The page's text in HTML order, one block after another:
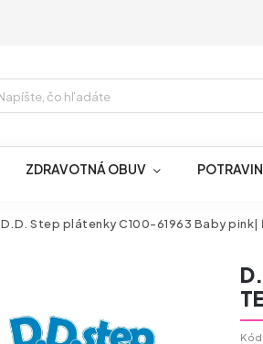
ZDRAVOTNÁ OBUV
D.D. Step plátenky C100-61963 Baby